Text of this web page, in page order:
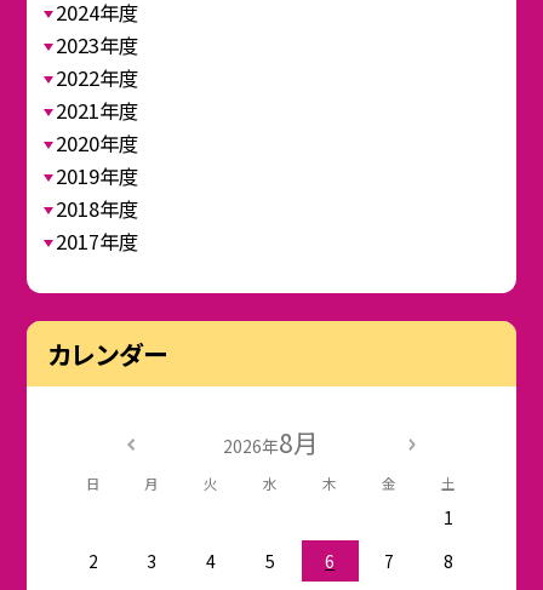
2024年度
2023年度
2022年度
2021年度
2020年度
2019年度
2018年度
2017年度
カレンダー
2026年8月
日 月 火 水 木 金 土
1
2
3 4 5 6 7
8